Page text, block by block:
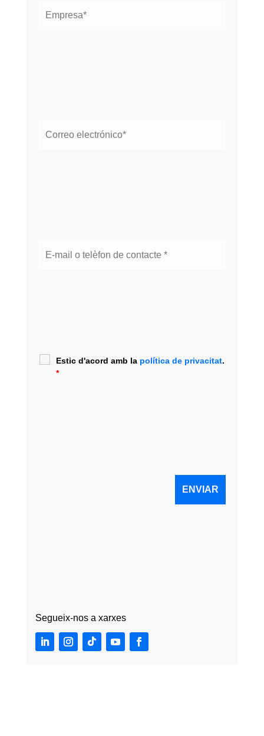
Estic d'acord amb lapolítica de privacitat.
*
Segueix-nos a xarxes